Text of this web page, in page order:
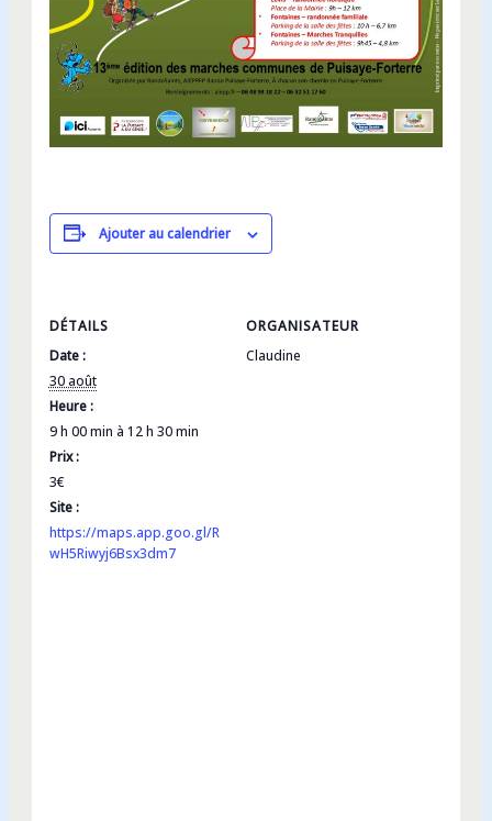
Ajouter au calendrier
DÉTAILS
Date :
30 août
Heure :
9 h 00 min à 12 h 30 min
Prix :
3€
Site :
https://maps.app.goo.gl/R
wH5Riwyj6Bsx3dm7
ORGANISATEUR
Claudine